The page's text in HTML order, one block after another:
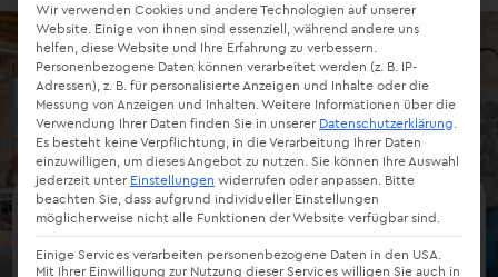
Briefing
Wir verwenden Cookies und andere Technologien auf unserer
Website. Einige von ihnen sind essenziell, während andere uns
helfen, diese Website und Ihre Erfahrung zu verbessern.
Personenbezogene Daten können verarbeitet werden (z. B. IP-
Adressen), z. B. für personalisierte Anzeigen und Inhalte oder die
Messung von Anzeigen und Inhalten.Weitere Informationen über die
Verwendung Ihrer Daten finden Sie in unserer Datenschutzerklärung.
Es besteht keine Verpflichtung, in die Verarbeitung Ihrer Daten
einzuwilligen, um dieses Angebot zu nutzen. Sie können Ihre Auswahl
jederzeit unter Einstellungen widerrufen oder anpassen. Bitte
beachten Sie, dass aufgrund individueller Einstellungen
möglicherweise nicht alle Funktionen der Website verfügbar sind.
Einige Services verarbeiten personenbezogene Daten in den USA.
Mit Ihrer Einwilligung zur Nutzung dieser Services willigen Sie auch in